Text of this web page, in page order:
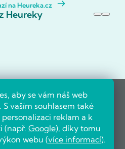
aby se vám náš web
vaším souhlasem také
reklam a k
(např. Google), díky tomu
webu (více informací).
na Heureka.cz
Heureky